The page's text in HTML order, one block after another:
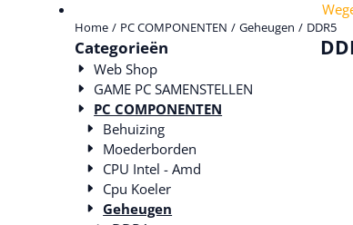
Home / PC COMPONENTEN / Geheugen / DDR5
Categorieën
Web Shop
GAME PC SAMENSTELLEN
PC COMPONENTEN
Behuizing
Moederborden
CPU Intel - Amd
Cpu Koeler
Geheugen